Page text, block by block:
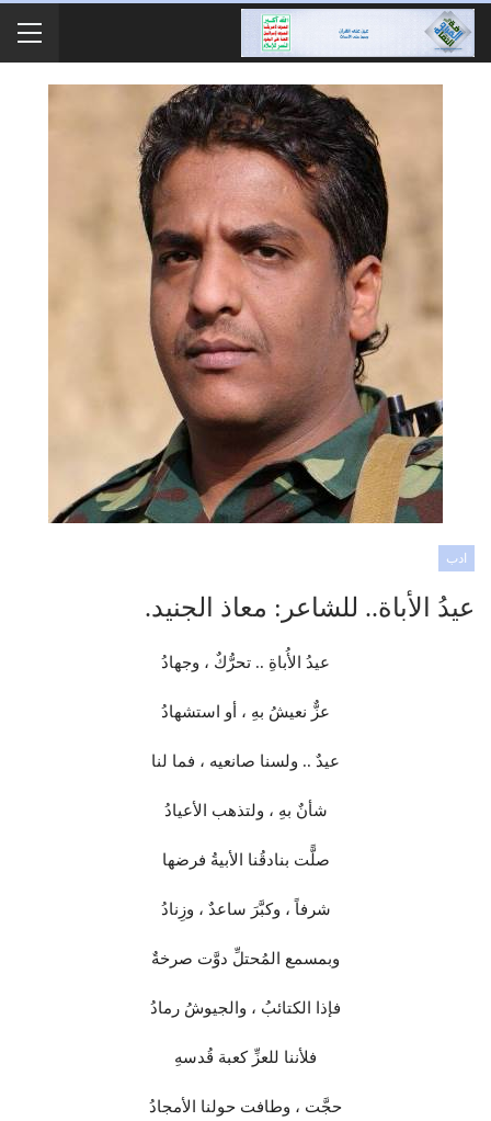
ادب
عيدُ الأباة.. للشاعر: معاذ الجنيد.
عيدُ الأُباةِ .. تحرُّكٌ ، وجهادُ
عزٌّ نعيشُ بهِ ، أو استشهادُ
عيدٌ .. ولسنا صانعيه ، فما لنا
شأنٌ بهِ ، ولتذهب الأعيادُ
صلًّت بنادقُنا الأبيةُ فرضها
شرفاً ، وكبَّرَ ساعدٌ ، وزِنادُ
وبمسمع المُحتلِّ دوَّت صرخةٌ
فإذا الكتائبُ ، والجيوشُ رمادُ
فلأننا للعزِّ كعبة قُدسهِ
حجَّت ، وطافت حولنا الأمجادُ